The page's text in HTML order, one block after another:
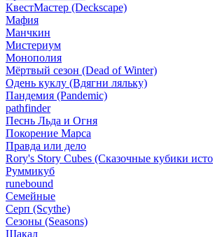
КвестМастер (Deckscape)
Мафия
Манчкин
Мистериум
Монополия
Мёртвый сезон (Dead of Winter)
Одень куклу (Вдягни ляльку)
Пандемия (Pandemic)
pathfinder
Песнь Льда и Огня
Покорение Марса
Правда или дело
Rory's Story Cubes (Сказочные кубики
Руммикуб
runebound
Семейные
Серп (Scythe)
Сезоны (Seasons)
Шакал